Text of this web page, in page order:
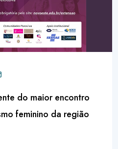
Faculdade Novoeste abre
seleção de empresas em